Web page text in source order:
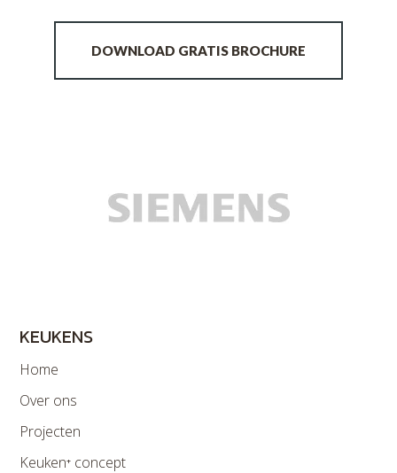
DOWNLOAD GRATIS BROCHURE
KEUKENS
Home
Over ons
Projecten
Keuken⁺ concept